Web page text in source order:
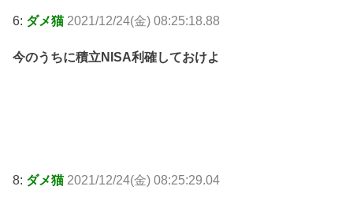
6: ダメ猫 2021/12/24(金) 08:25:18.88
今のうちに積立NISA利確しておけよ
8: ダメ猫 2021/12/24(金) 08:25:29.04